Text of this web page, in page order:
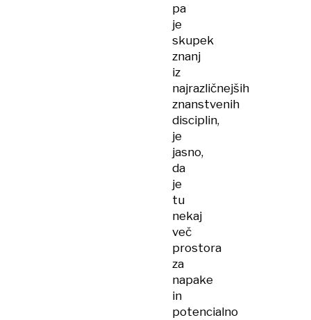
pa
je
skupek
znanj
iz
najrazličnejših
znanstvenih
disciplin,
je
jasno,
da
je
tu
nekaj
več
prostora
za
napake
in
potencialno